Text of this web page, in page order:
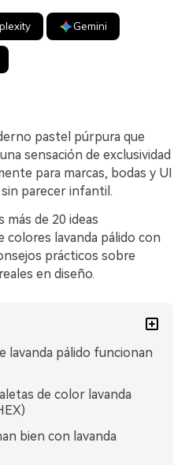
Gemini
pastel púrpura que
sensación de exclusividad
para marcas, bodas y UI
parecer infantil.
de 20 ideas
colores lavanda pálido con
prácticos sobre
en diseño.
lavanda pálido funcionan
de color lavanda
bien con lavanda